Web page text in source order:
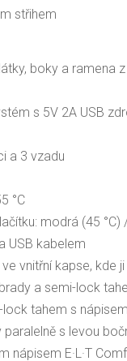
střihem
boky a ramena
s 5V 2A USB
a 3 vzadu
°C
modrá (45 °C)
USB kabelem
vnitřní kapse, kde
a semi-lock
tahem s nápisem
paralelně s levou
nápisem E·L·T